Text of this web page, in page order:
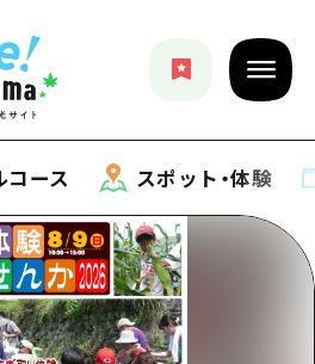
コース スポット・体験
ス